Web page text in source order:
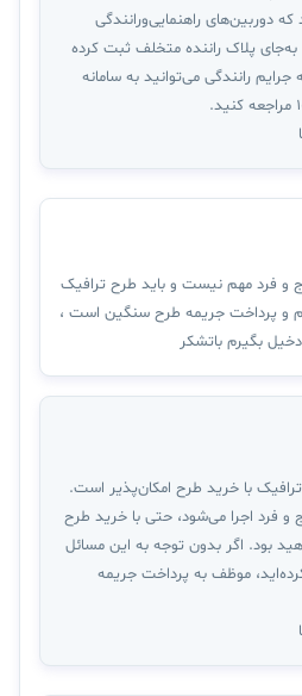
راهنمایی‌و‌رانندگی
به‌جای پلاک راننده متخلف ثبت کرده
رانندگی می‌توانید به سامانه
و فرد مهم نیست و باید طرح ترافیک
و پرداخت جریمه طرح سنگین است ،
بگیرم باتشکر
با خرید طرح امکان‌پذیر است.
و فرد اجرا می‌شود، حتی با خرید طرح
بود. اگر بدون توجه به این مسائل
موظف به پرداخت جریمه